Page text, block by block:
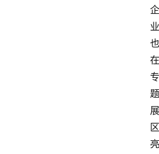
企
业
也
在
专
题
展
区
亮